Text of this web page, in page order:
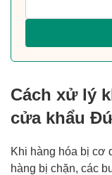
Cách xử lý
cửa khẩu
Khi hàng hóa bị cơ
hàng bị chặn, các